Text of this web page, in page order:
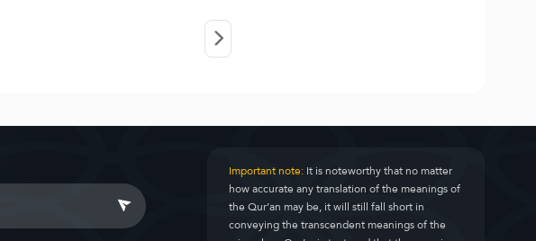
Important note:It is noteworthy that no matter
how accurate any translation of the meanings of
the Qur’an may be, it will still fall short in
conveying the transcendent meanings of the